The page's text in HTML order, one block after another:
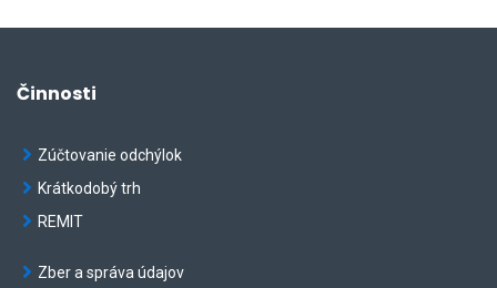
Činnosti
Zúčtovanie odchýlok
Krátkodobý trh
REMIT
Zber a správa údajov